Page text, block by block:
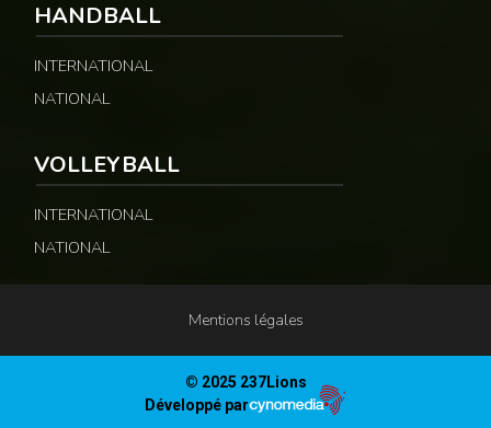
HANDBALL
INTERNATIONAL
NATIONAL
VOLLEYBALL
INTERNATIONAL
NATIONAL
Mentions légales
© 2025 237Lions
Développé par